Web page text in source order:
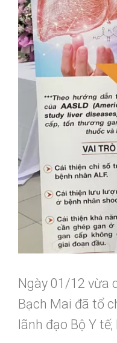
Ngày 01/12 vừa
Bạch Mai đã tổ
lãnh đạo Bộ Y